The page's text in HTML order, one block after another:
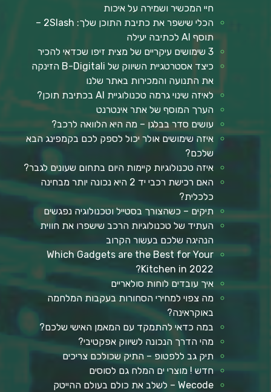
חיי המכשיר ושמירה על איכות
הכלי שישפר את כתיבת התוכן שלך: 2Slash –
תוסף AI לכתיבה יעילה
3 שימושים עיקריים של מצית זיפו שכדאי להכיר
כיצד אסטרטגיית השיווק של B-Digitali הזינקה
את התנועה והמכירות באתר שלנו
לאיזה שינוי גרמה טכנולוגיית AI בכתיבת תוכן?
הערך המוסף של אתר אינטרנט
עושים סדר בבלגן – מה היא הלוואה לרכב?
איזה שימושים אולר יכול לספק לכם בקמפינג הבא
שלכם?
איזה טכנולוגיות קיימות היום בתחום שעונים לגבר?
האם רכישת רכבי יד 2 היא נכונה יותר מבחינה
כלכלית?
תיקים – כשהצורך בסטייל וטכנולוגיה נפגשים
העתיד של טכנולוגיות הרכב שישפרו את חווית
הנהיגה שלכם בעשור הקרוב
Which Gadgets are the Best for Your
Kitchen in 2022?
איך עובדים לוחות סולאריים
מה צפוי למחירי הסחורות בעקבות המלחמה
באוקראינה?
במה כדאי להתמקד עם המאמן האישי שלכם?
מהי הדרך הנכונה לשיווק אפקטיבי?
תיק גב ללפטופ – התיק שכולכם צריכים
חדש ! מוצרי ים המלח גם לסוסים
Wecode – לשלב את כולם בעולם ההייטק